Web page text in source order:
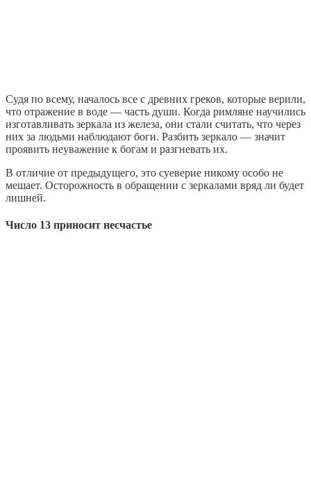
Судя по всему, началось все с древних греков, которые верили,
что отражение в воде — часть души. Когда римляне научились
изготавливать зеркала из железа, они стали считать, что через
них за людьми наблюдают боги. Разбить зеркало — значит
проявить неуважение к богам и разгневать их.
В отличие от предыдущего, это суеверие никому особо не
мешает. Осторожность в обращении с зеркалами вряд ли будет
лишней.
Число 13 приносит несчастье